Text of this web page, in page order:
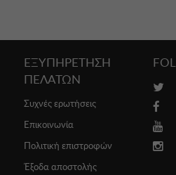
ΕΞΥΠΗΡΕΤΗΣΗ
ΠΕΛΑΤΩΝ
Συχνές ερωτήσεις
Επικοινωνία
Πολιτική επιστροφών
Έξοδα αποστολής